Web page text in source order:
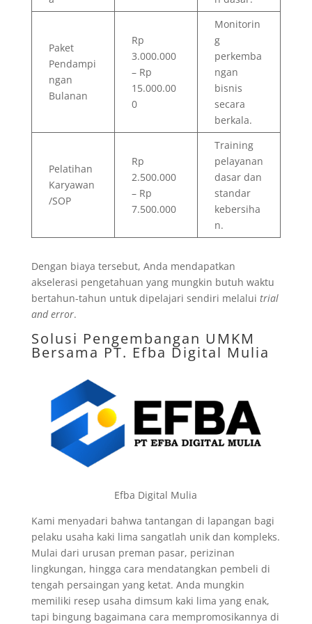
Paket
Pendampi
ngan
Bulanan
Rp
3.000.000
– Rp
15.000.00
0
Monitorin
g
perkemba
ngan
bisnis
secara
berkala.
Pelatihan
Karyawan
/SOP
Rp
2.500.000
– Rp
7.500.000
Training
pelayanan
dasar dan
standar
kebersiha
n.
Dengan biaya tersebut, Anda mendapatkan
akselerasi pengetahuan yang mungkin butuh waktu
bertahun-tahun untuk dipelajari sendiri melalui trial
and error.
Solusi Pengembangan UMKM
Bersama PT. Efba Digital Mulia
Efba Digital Mulia
Kami menyadari bahwa tantangan di lapangan bagi
pelaku usaha kaki lima sangatlah unik dan kompleks.
Mulai dari urusan preman pasar, perizinan
lingkungan, hingga cara mendatangkan pembeli di
tengah persaingan yang ketat. Anda mungkin
memiliki resep usaha dimsum kaki lima yang enak,
tapi bingung bagaimana cara mempromosikannya di